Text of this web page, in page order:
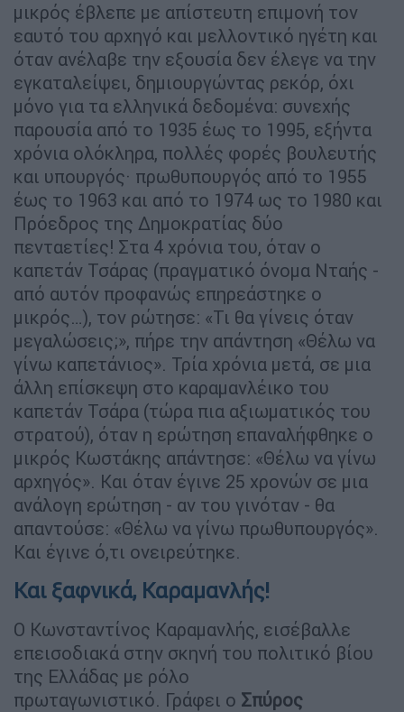
μικρός έβλεπε με απίστευτη επιμονή τον
εαυτό του αρχηγό και μελλοντικό ηγέτη και
όταν ανέλαβε την εξουσία δεν έλεγε να την
εγκαταλείψει, δημιουργώντας ρεκόρ, όχι
μόνο για τα ελληνικά δεδομένα: συνεχής
παρουσία από το 1935 έως το 1995, εξήντα
χρόνια ολόκληρα, πολλές φορές βουλευτής
και υπουργός· πρωθυπουργός από το 1955
έως το 1963 και από το 1974 ως το 1980 και
Πρόεδρος της Δημοκρατίας δύο
πενταετίες! Στα 4 χρόνια του, όταν ο
καπετάν Τσάρας (πραγματικό όνομα Νταής -
από αυτόν προφανώς επηρεάστηκε ο
μικρός…), τον ρώτησε: «Τι θα γίνεις όταν
μεγαλώσεις;», πήρε την απάντηση «Θέλω να
γίνω καπετάνιος». Τρία χρόνια μετά, σε μια
άλλη επίσκεψη στο καραμανλέικο του
καπετάν Τσάρα (τώρα πια αξιωματικός του
στρατού), όταν η ερώτηση επαναλήφθηκε ο
μικρός Κωστάκης απάντησε: «Θέλω να γίνω
αρχηγός». Και όταν έγινε 25 χρονών σε μια
ανάλογη ερώτηση - αν του γινόταν - θα
απαντούσε: «Θέλω να γίνω πρωθυπουργός».
Και έγινε ό,τι ονειρεύτηκε.
Και ξαφνικά, Καραμανλής!
Ο Κωνσταντίνος Καραμανλής, εισέβαλλε
επεισοδιακά στην σκηνή του πολιτικό βίου
της Ελλάδας με ρόλο
πρωταγωνιστικό. Γράφει ο Σπύρος